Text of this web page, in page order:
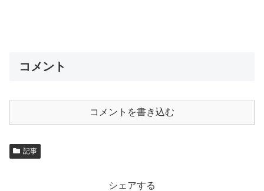
コメント
コメントを書き込む
記事
シェアする